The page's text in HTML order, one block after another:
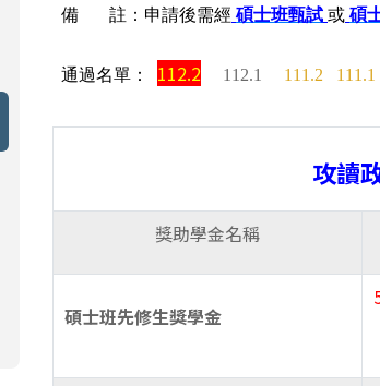
備 註：申請後需經 碩士班甄試 或 碩
通過名單： 112.2 112.1 111.2 111.1
攻讀
獎助學金名稱
碩士班先修生獎學金